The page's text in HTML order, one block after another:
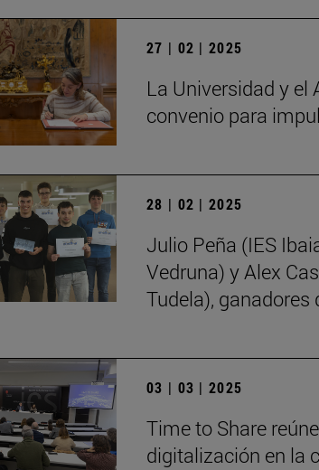
27 | 02 | 2025
La Universidad y
convenio para
28 | 02 | 2025
Julio Peña (IES
Vedruna) y Alex
Tudela),
03 | 03 | 2025
Time to Share
digitalización en la